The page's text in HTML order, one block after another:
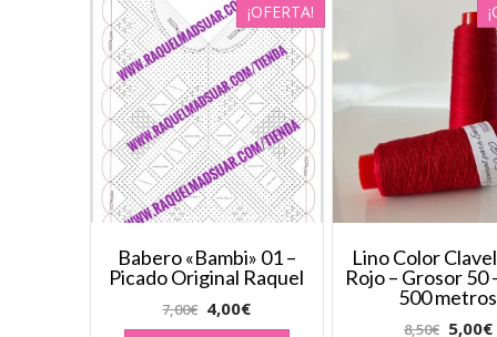
¡OFERTA!
Babero «Bambi» 01 –
Picado Original Raquel
7,00€ 4,00€
Lino Color
Rojo – Grosor 50
500 metros
8,50€ 5,00€